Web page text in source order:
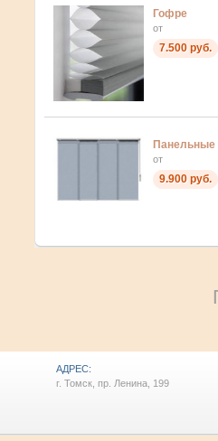
Гофре
от
7.500 руб.
от
9.900 руб.
АДРЕС:
г. Томск, пр. Ленина, 199